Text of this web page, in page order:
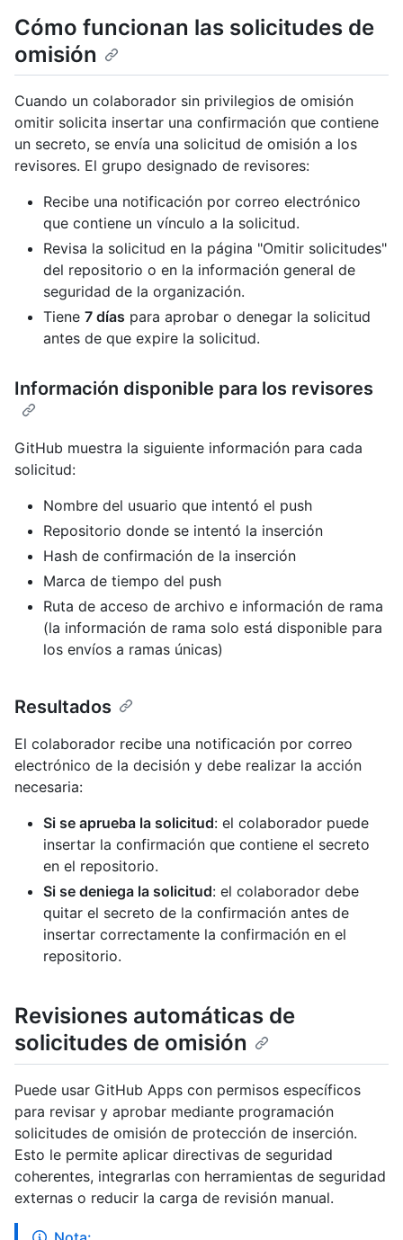
Cómo funcionan las solicitudes de
omisión
Cuando un colaborador sin privilegios de omisión
omitir solicita insertar una confirmación que contiene
un secreto, se envía una solicitud de omisión a los
revisores. El grupo designado de revisores:
Recibe una notificación por correo electrónico
que contiene un vínculo a la solicitud.
Revisa la solicitud en la página "Omitir solicitudes"
del repositorio o en la información general de
seguridad de la organización.
Tiene 7 días para aprobar o denegar la solicitud
antes de que expire la solicitud.
Información disponible para los revisores
GitHub muestra la siguiente información para cada
solicitud:
Nombre del usuario que intentó el push
Repositorio donde se intentó la inserción
Hash de confirmación de la inserción
Marca de tiempo del push
Ruta de acceso de archivo e información de rama
(la información de rama solo está disponible para
los envíos a ramas únicas)
Resultados
El colaborador recibe una notificación por correo
electrónico de la decisión y debe realizar la acción
necesaria:
Si se aprueba la solicitud: el colaborador puede
insertar la confirmación que contiene el secreto
en el repositorio.
Si se deniega la solicitud: el colaborador debe
quitar el secreto de la confirmación antes de
insertar correctamente la confirmación en el
repositorio.
Revisiones automáticas de
solicitudes de omisión
Puede usar GitHub Apps con permisos específicos
para revisar y aprobar mediante programación
solicitudes de omisión de protección de inserción.
Esto le permite aplicar directivas de seguridad
coherentes, integrarlas con herramientas de seguridad
externas o reducir la carga de revisión manual.